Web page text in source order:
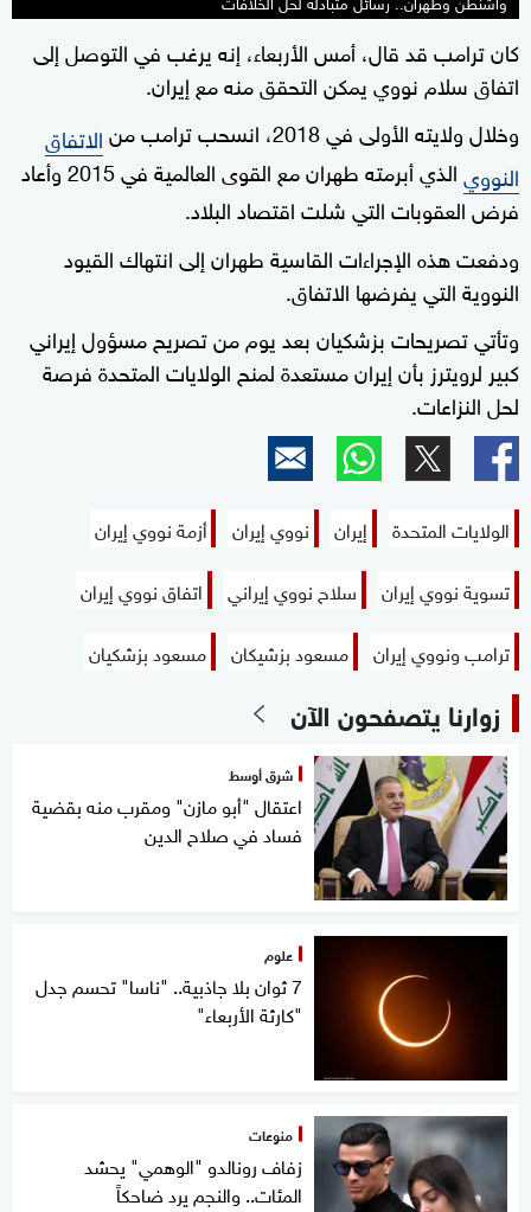
كان ترامب قد قال، أمس الأربعاء، إنه يرغب في التوصل إلى
اتفاق سلام نووي يمكن التحقق منه مع إيران.
وخلال ولايته الأولى في 2018، انسحب ترامب من
الاتفاق
النووي
الذي أبرمته طهران مع القوى العالمية في 2015 وأعاد
فرض العقوبات التي شلت اقتصاد البلاد.
ودفعت هذه الإجراءات القاسية طهران إلى انتهاك القيود
النووية التي يفرضها الاتفاق.
وتأتي تصريحات بزشكيان بعد يوم من تصريح مسؤول إيراني
كبير لرويترز بأن إيران مستعدة لمنح الولايات المتحدة فرصة
لحل النزاعات.
الولايات المتحدة إيران نووي إيران
أزمة نووي إيران
تسوية نووي إيران
سلاح نووي إيراني
اتفاق نووي إيران
ترامب ونووي إيران
مسعود بزشيكان مسعود بزشكيان
زوارنا يتصفحون الآن
شرق أوسط
اعتقال "أبو مازن" ومقرب منه بقضية
فساد في صلاح الدين
علوم
7 ثوان بلا جاذبية.. "ناسا" تحسم جدل
"كارثة الأربعاء"
منوعات
زفاف رونالدو "الوهمي" يحشد
المئات.. والنجم يرد ضاحكاً